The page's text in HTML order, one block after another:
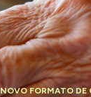
NOVO FORMATO DE